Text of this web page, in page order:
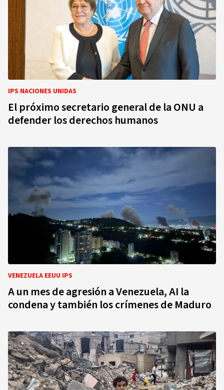
IPS NACIONES UNIDAS
El próximo secretario general de la ONU a
defender los derechos humanos
VENEZUELA EEUU IPS
A un mes de agresión a Venezuela, AI la
condena y también los crímenes de Maduro